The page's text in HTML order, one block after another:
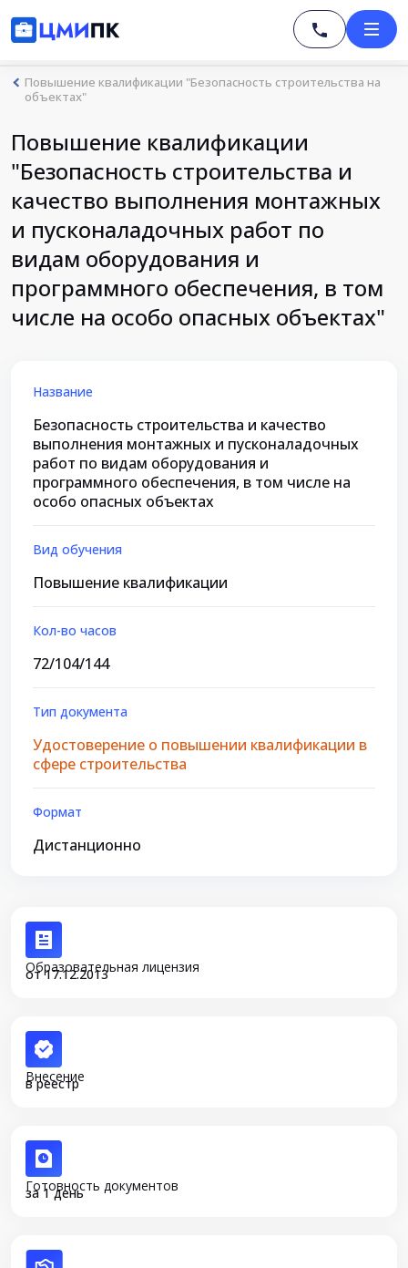
Повышение квалификации "Безопасность строительства на
объектах"
Повышение квалификации
"Безопасность строительства и
качество выполнения монтажных
и пусконаладочных работ по
видам оборудования и
программного обеспечения, в том
числе на особо опасных объектах"
Название
Безопасность строительства и качество
выполнения монтажных и пусконаладочных
работ по видам оборудования и
программного обеспечения, в том числе на
особо опасных объектах
Вид обучения
Повышение квалификации
Кол-во часов
72/104/144
Тип документа
Удостоверение о повышении квалификации в
сфере строительства
Формат
Дистанционно
Образовательная лицензия
от 17.12.2013
Внесение
в реестр
Готовность документов
за 1 день